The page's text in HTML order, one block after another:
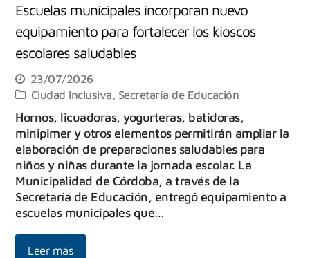
Escuelas municipales incorporan nuevo
equipamiento para fortalecer los kioscos
escolares saludables
23/07/2026
Ciudad Inclusiva, Secretaría de Educación
Hornos, licuadoras, yogurteras, batidoras,
minipimer y otros elementos permitirán ampliar la
elaboración de preparaciones saludables para
niños y niñas durante la jornada escolar. La
Municipalidad de Córdoba, a través de la
Secretaría de Educación, entregó equipamiento a
escuelas municipales que…
Leer más